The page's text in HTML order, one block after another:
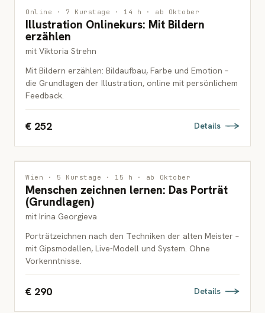
ILLUSTRATION
ERWACHSENE
Online · 7 Kurstage · 14 h · ab Oktober
Illustration Onlinekurs: Mit Bildern
erzählen
mit Viktoria Strehn
Mit Bildern erzählen: Bildaufbau, Farbe und Emotion –
die Grundlagen der Illustration, online mit persönlichem
Feedback.
€ 252 Details
ZEICHNUNG
ERWACHSENE
Wien · 5 Kurstage · 15 h · ab Oktober
Menschen zeichnen lernen: Das Porträt
(Grundlagen)
mit Irina Georgieva
Porträtzeichnen nach den Techniken der alten Meister –
mit Gipsmodellen, Live-Modell und System. Ohne
Vorkenntnisse.
€ 290 Details